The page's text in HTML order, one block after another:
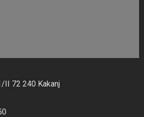
II 72 240 Kakanj